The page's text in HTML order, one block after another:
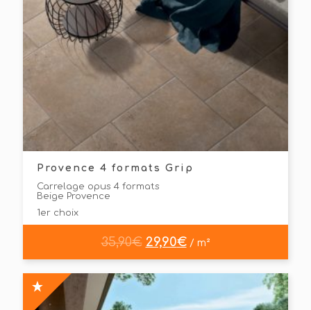
Provence 4 formats Grip
Carrelage opus 4 formats
Beige Provence
1er choix
35,90€ 29,90€/ m²